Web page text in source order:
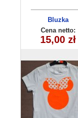
Bluzka
dziecięca
180626-9(6-16)
6szt
Cena netto:
15,00 zł
Bluzka
dziewczęca
260625-36(6-16)
6szt
Cena netto:
15,00 zł